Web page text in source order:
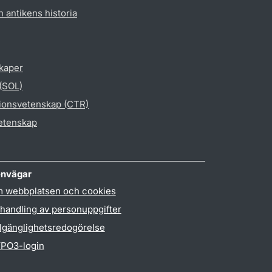
antikens historia
(CTR)
webbplatsen och cookies
av personuppgifter
login